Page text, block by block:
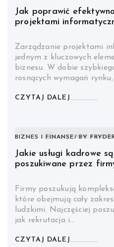
Jak poprawić
projektami
Zarządzanie projektami
jednym z kluczowych
biznesu. W dobie
rosnących wymagań
CZYTAJ DALEJ
BIZNES I FINANSE BY
Jakie usługi kadrowe
poszukiwane przez
Firmy poszukują
które obejmują cały
ludzkimi. Najczęściej
jak rekrutacja i…
CZYTAJ DALEJ